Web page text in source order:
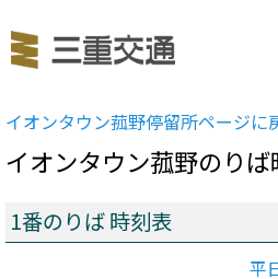
イオンタウン菰野停留所ページに
イオンタウン菰野のり
1番のりば 時刻表
平